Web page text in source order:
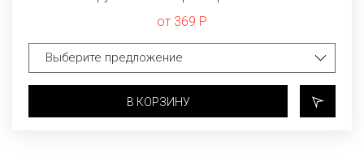
от 369 Р
В КОРЗИНУ